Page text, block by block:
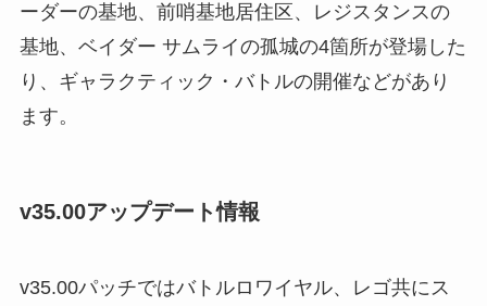
ーダーの基地、前哨基地居住区、レジスタンスの
基地、ベイダー サムライの孤城の4箇所が登場した
り、ギャラクティック・バトルの開催などがあり
ます。
v35.00アップデート情報
v35.00パッチではバトルロワイヤル、レゴ共にス